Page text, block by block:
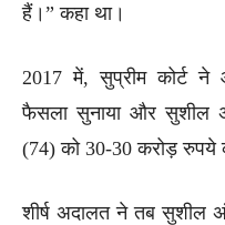
हैं।” कहा था।
2017 में, सुप्रीम कोर्ट ने
फैसला सुनाया और सुशील
(74) को 30-30 करोड़ रुपये
शीर्ष अदालत ने तब सुशील